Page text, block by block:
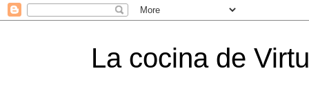
La cocina de Virtu